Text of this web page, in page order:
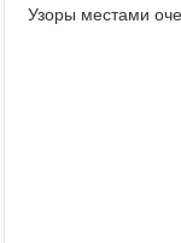
Узоры местами